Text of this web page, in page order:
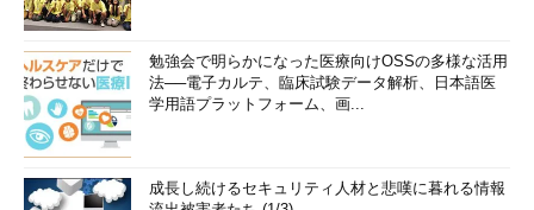
勉強会で明らかになった医療向けOSSの多様な活用
法──電子カルテ、臨床試験データ解析、日本語医
学用語プラットフォーム、画...
成長し続けるセキュリティ人材と悲嘆に暮れる情報